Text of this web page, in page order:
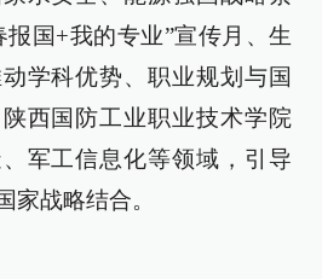
报国+我的专业”宣传月、生
学科优势、职业规划与国
西国防工业职业技术学院
军工信息化等领域，引导
家战略结合。